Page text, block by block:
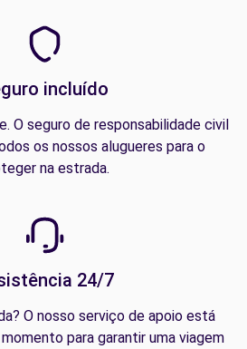
incluído
O seguro de responsabilidade civil
os nossos alugueres para o
na estrada.
24/7
O nosso serviço de apoio está
para garantir uma viagem